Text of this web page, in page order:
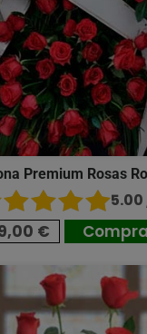
Premium Rosas
5.00
€